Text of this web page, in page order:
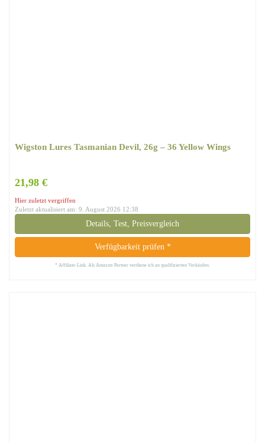
Wigston Lures Tasmanian Devil, 26g – 36 Yellow Wings
21,98 €
Hier zuletzt vergriffen
Zuletzt aktualisiert am: 9. August 2026 12:38
Details, Test, Preisvergleich
Verfügbarkeit prüfen *
* Affiliate-Link. Als Amazon-Partner verdiene ich an qualifizierten Verkäufen.